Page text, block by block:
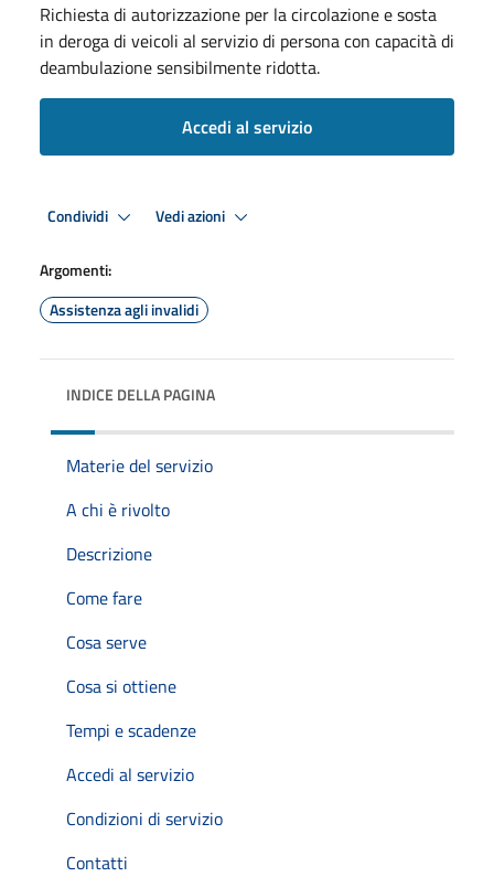
Richiesta di autorizzazione per la circolazione e sosta
in deroga di veicoli al servizio di persona con capacità di
deambulazione sensibilmente ridotta.
Accedi al servizio
Condividi Vedi azioni
Argomenti:
Assistenza agli invalidi
INDICE DELLA PAGINA
Materie del servizio
A chi è rivolto
Descrizione
Come fare
Cosa serve
Cosa si ottiene
Tempi e scadenze
Accedi al servizio
Condizioni di servizio
Contatti